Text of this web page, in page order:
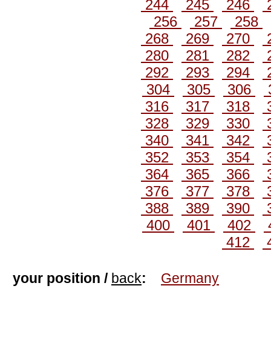
244
245 246
256
257
258
268
269 270
280
281 282
292
293 294
304
305 306
316
317 318
328
329 330
340
341 342
352
353 354
364
365 366
376
377 378
388
389 390
400
401 402
412
your position / back: Germany